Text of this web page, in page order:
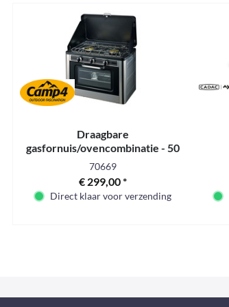
Draagbare
gasfornuis/ovencombinatie - 50
mbar - Voor DE, AT en CH
70669
€ 299,00 *
Direct klaar voor verzending